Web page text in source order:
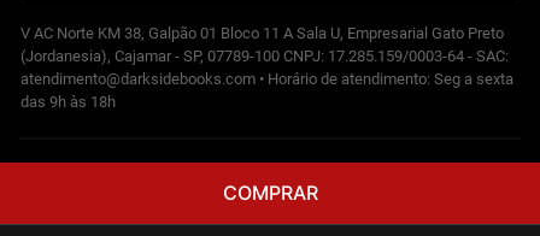
COMPRAR
V AC Norte KM 38, Galpão 01 Bloco 11 A Sala U, Empresarial Gato Preto
(Jordanesia), Cajamar - SP, 07789-100 CNPJ: 17.285.159/0003-64 - SAC:
atendimento@darksidebooks.com • Horário de atendimento: Seg a sexta
das 9h às 18h